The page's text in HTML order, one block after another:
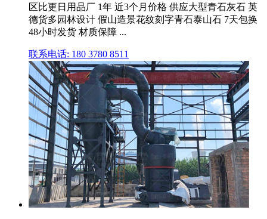
区比更日用品厂 1年 近3个月价格 供应大型青石灰石 英
德货多园林设计 假山造景花纹刻字青石泰山石 7天包换
48小时发货 材质保障 ...
联系电话: 180 3780 8511